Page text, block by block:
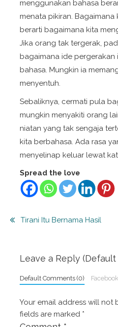
menggunakan bahasa
menata pikiran.
berarti bagaimana kita
Jika orang tak tergerak,
bagaimana ide pergerakan
bahasa. Mungkin ia
menyentuh.
Sebaliknya, cermati pula
mungkin menyakiti orang
niatan yang tak sengaja
kita berbahasa. Ada rasa
menyelinap keluar lewat
Spread the love
Post
Tirani Itu Bernama Hasil
Leave a Reply
Default Comments (0)
Your email address will not
fields are marked *